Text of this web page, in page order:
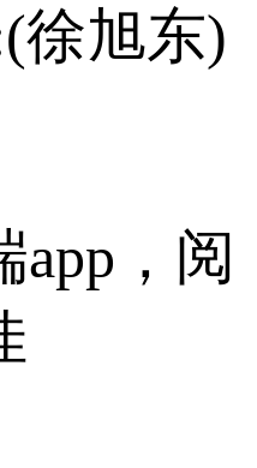
徐旭东)
app，阅